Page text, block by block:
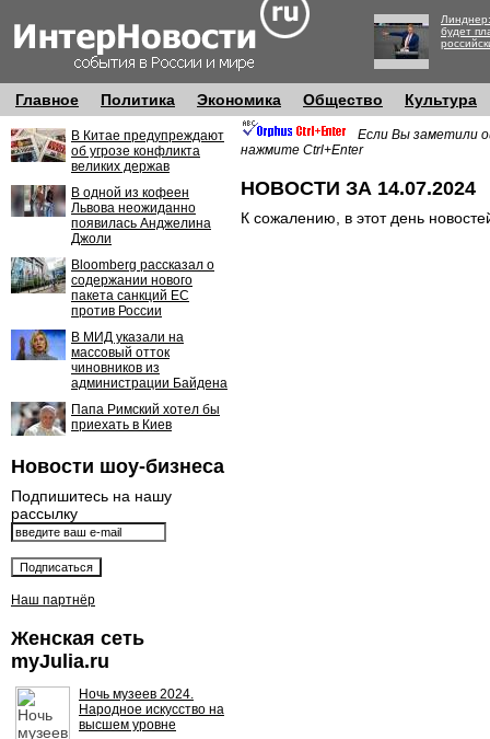
будет
Главное Политика Экономика Общество Культура
В Китае предупреждают
об угрозе конфликта
великих держав
В одной из кофеен
Львова неожиданно
появилась Анджелина
Джоли
Bloomberg рассказал о
содержании нового
пакета санкций ЕС
против России
В МИД указали на
массовый отток
чиновников из
администрации Байдена
Папа Римский хотел бы
приехать в Киев
Новости шоу-бизнеса
Подпишитесь на нашу
рассылку
Наш партнёр
Женская сеть
myJulia.ru
Ночь музеев 2024.
Народное искусство на
высшем уровне
Если Вы заметили
нажмите Ctrl+Enter
НОВОСТИ ЗА 14.07.2024
К сожалению, в этот день